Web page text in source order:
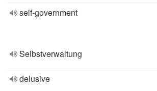
self-government
Selbstverwaltung
delusive